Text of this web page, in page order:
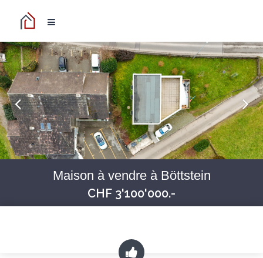
Maison à vendre à Böttstein
CHF 3'100'000.-